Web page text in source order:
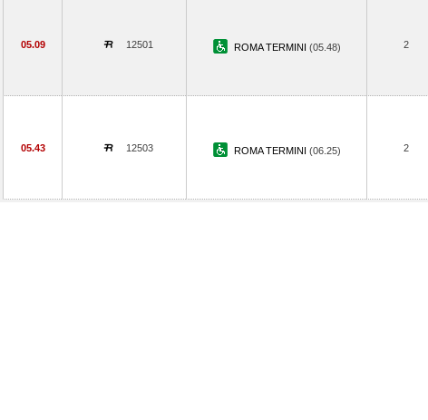
05.09 12501 ROMA TERMINI (05.48) 2
05.43 12503 ROMA TERMINI (06.25) 2